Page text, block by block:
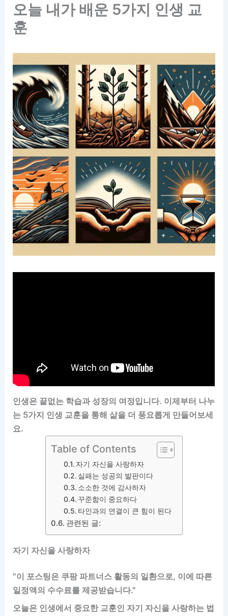
오늘 내가 배운 5가지 인생 교
훈
인생은 끝없는 학습과 성장의 여정입니다. 이제부터 나누
는 5가지 인생 교훈을 통해 삶을 더 풍요롭게 만들어보세
요.
Table of Contents
자기 자신을 사랑하자
실패는 성공의 발판이다
소소한 것에 감사하자
꾸준함이 중요하다
타인과의 연결이 큰 힘이 된다
관련된 글:
자기 자신을 사랑하자
"이 포스팅은 쿠팡 파트너스 활동의 일환으로, 이에 따른
일정액의 수수료를 제공받습니다."
오늘은 인생에서 중요한 교훈인 자기 자신을 사랑하는 법